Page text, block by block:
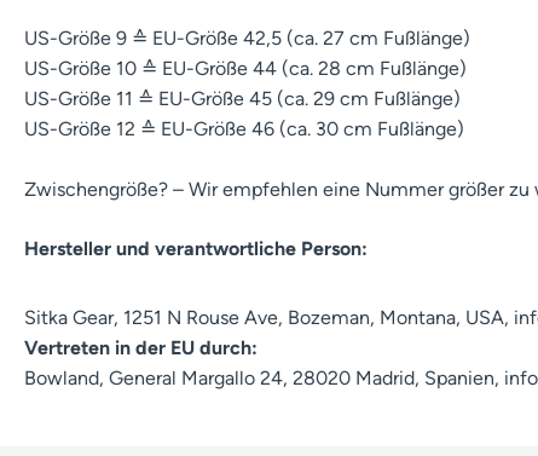
US-Größe 9 ≙ EU-Größe 42,5 (ca. 27 cm Fußlänge)
US-Größe 10 ≙ EU-Größe 44 (ca. 28 cm Fußlänge)
US-Größe 11 ≙ EU-Größe 45 (ca. 29 cm Fußlänge)
US-Größe 12 ≙ EU-Größe 46 (ca. 30 cm Fußlänge)
Zwischengröße? – Wir empfehlen eine Nummer größer zu
Hersteller und verantwortliche Person:
Sitka Gear, 1251 N Rouse Ave, Bozeman, Montana, USA,
Vertreten in der EU durch:
Bowland, General Margallo 24, 28020 Madrid, Spanien,